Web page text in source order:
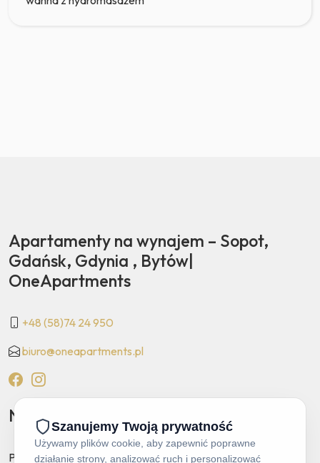
Apartamenty na wynajem – Sopot,
Gdańsk, Gdynia , Bytów|
OneApartments
+48 (58)74 24 950
biuro@oneapartments.pl
Newsletter
Powiadamiaj mnie o promocjach i rabatach